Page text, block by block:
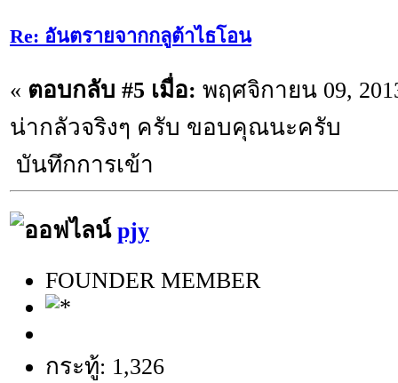
Re: อันตรายจากกลูต้าไธโอน
« ตอบกลับ #5 เมื่อ: พฤศจิกายน 09,
น่ากลัวจริงๆ ครับ ขอบคุณนะครับ
บันทึกการเข้า
pjy
FOUNDER MEMBER
กระทู้: 1,326